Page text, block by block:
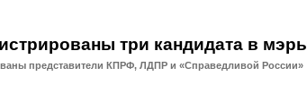
три кандидата в
представители КПРФ, ЛДПР и «Справедливой России»